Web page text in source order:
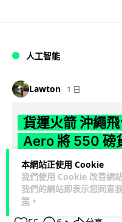
本網站正使用 Cookie
我們使用 Cookie 改善網
我們的網站即表示您同意
策 。
人工智能
Lawton 1 日
貨運火箭 沖繩
Aero 將 550 磅
【真正用火箭送貨】美國
箭，聲稱可在 15 分鐘內
以沖繩... 閱讀全文